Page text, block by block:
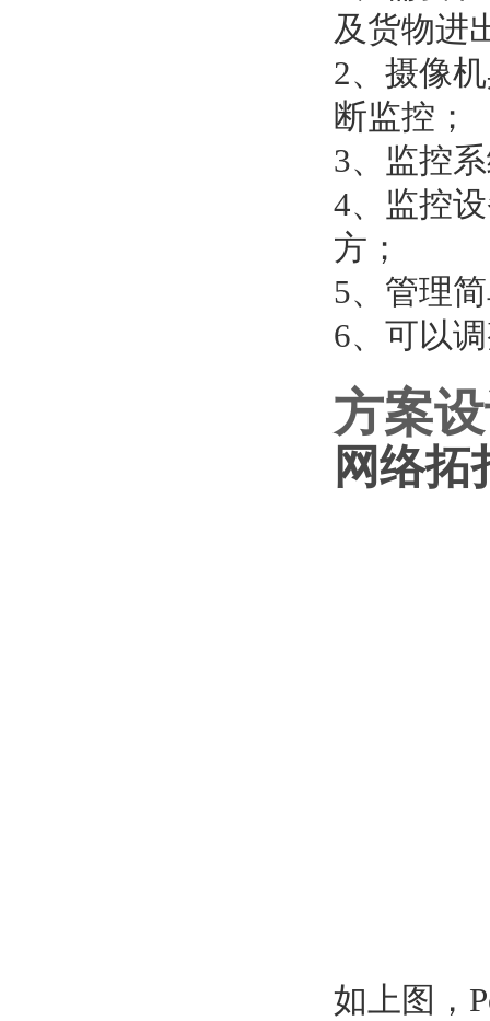
及货物进
2、摄像
断监控；
3、监控
4、监控
方；
5、管理
6、可以
方案
网络拓
如上图，